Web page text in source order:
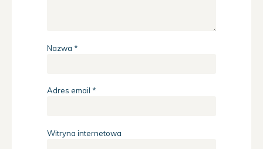
Nazwa *
Adres email *
Witryna internetowa